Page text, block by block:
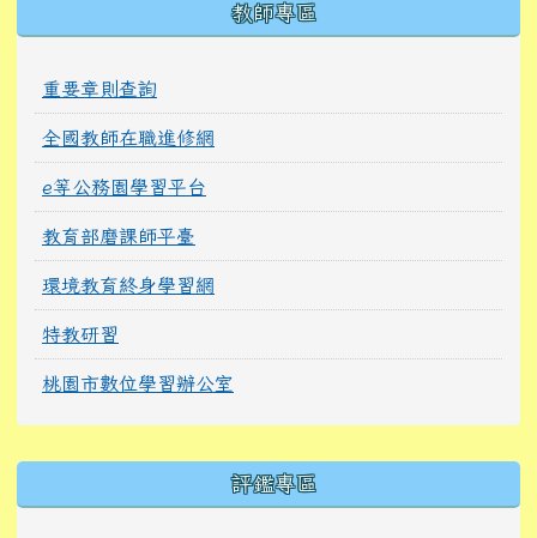
教師專區
重要章則查詢
全國教師在職進修網
e等公務園學習平台
教育部磨課師平臺
環境教育終身學習網
特教研習
桃園市數位學習辦公室
評鑑專區